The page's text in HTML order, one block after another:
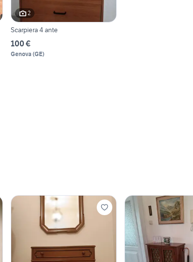
2
Scarpiera 4 ante
100 €
Genova (GE)